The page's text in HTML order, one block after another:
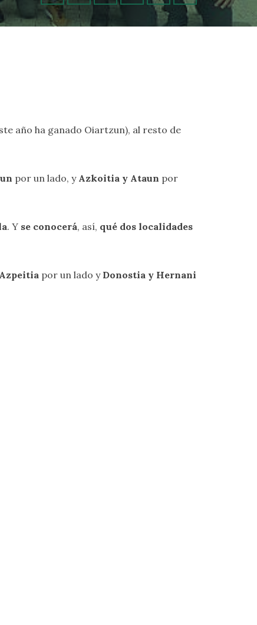
año ha ganado Oiartzun), al resto de
por un lado, y Azkoitia y Ataun por
. Y se conocerá, así, qué dos localidades
por un lado y Donostia y Hernani